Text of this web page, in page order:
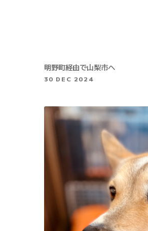
明野町経由で山梨市へ
30 DEC 2024